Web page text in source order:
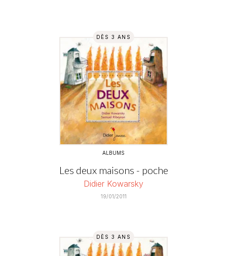
DÈS 3 ANS
ALBUMS
Les deux maisons - poche
Didier Kowarsky
19/01/2011
DÈS 3 ANS